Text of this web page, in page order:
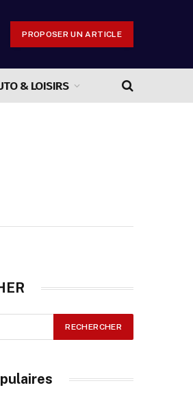
PROPOSER UN ARTICLE
& LOISIRS